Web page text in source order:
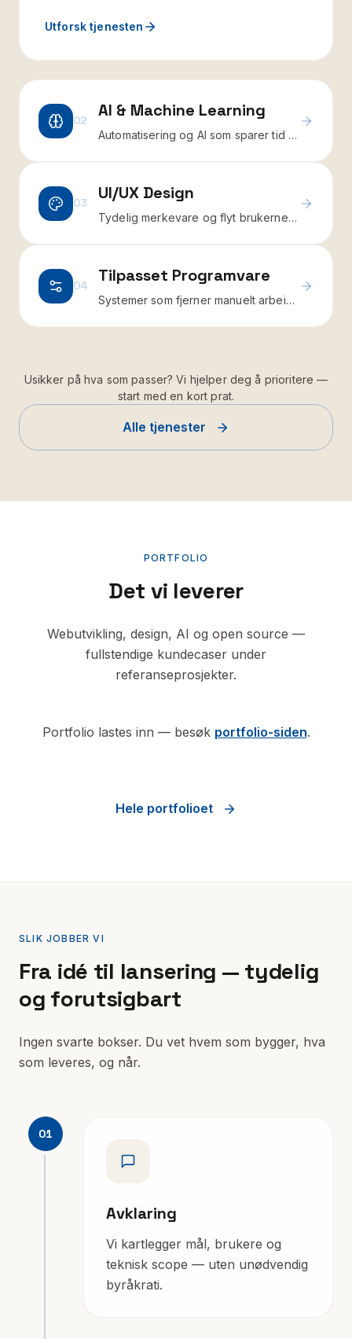
Utforsk tjenesten
02 AI & Machine Learning
Automatisering og AI som sparer tid i
03 UI/UX Design
Tydelig merkevare og flyt brukerne
04 Tilpasset Programvare
Systemer som fjerner manuelt arbeid i
Usikker på hva som passer? Vi hjelper deg å prioritere —
start med en kort prat.
Alle tjenester
PORTFOLIO
Det vi leverer
Webutvikling, design, AI og open source —
fullstendige kundecaser under
referanseprosjekter.
Portfolio lastes inn — besøk portfolio-siden.
Hele portfolioet
SLIK JOBBER VI
Fra idé til lansering — tydelig
og forutsigbart
Ingen svarte bokser. Du vet hvem som bygger, hva
som leveres, og når.
01
Avklaring
Vi kartlegger mål, brukere og
teknisk scope — uten unødvendig
byråkrati.